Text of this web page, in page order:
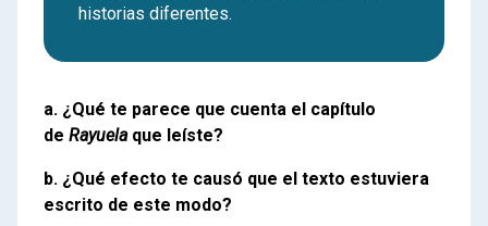
historias diferentes.
a. ¿Qué te parece que cuenta el capítulo
de Rayuelaque leíste?
b. ¿Qué efecto te causó que el texto estuviera
escrito de este modo?